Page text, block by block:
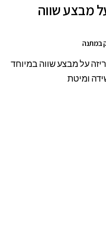
מבצע שווה
במתנה
על מבצע שווה במיוחד
ומיטת